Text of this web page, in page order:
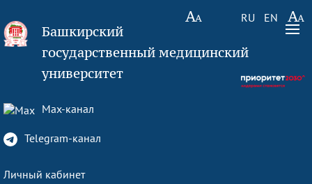
RU EN
Башкирский
государственный медицинский
университет
Max-канал
Telegram-канал
Личный кабинет